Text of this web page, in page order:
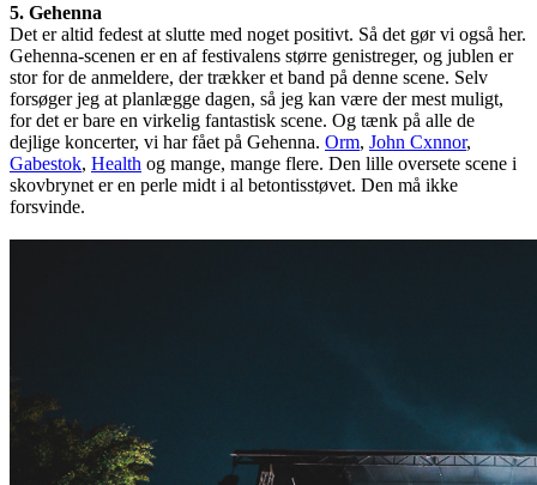
5. Gehenna
Det er altid fedest at slutte med noget positivt. Så det gør vi også her.
Gehenna-scenen er en af festivalens større genistreger, og jublen er
stor for de anmeldere, der trækker et band på denne scene. Selv
forsøger jeg at planlægge dagen, så jeg kan være der mest muligt,
for det er bare en virkelig fantastisk scene. Og tænk på alle de
dejlige koncerter, vi har fået på Gehenna. Orm, John Cxnnor,
Gabestok, Health og mange, mange flere. Den lille oversete scene i
skovbrynet er en perle midt i al betontisstøvet. Den må ikke
forsvinde.